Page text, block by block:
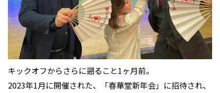
キックオフからさらに遡ること1ヶ月前。
2023年1月に開催された、「春華堂新年会」に招待され、